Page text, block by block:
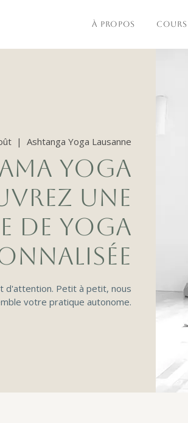
À PROPOS COURS
  |
Ashtanga Yoga Lausanne
YOGA
UNE
DE YOGA
d'attention. Petit à petit, nous
votre pratique autonome.